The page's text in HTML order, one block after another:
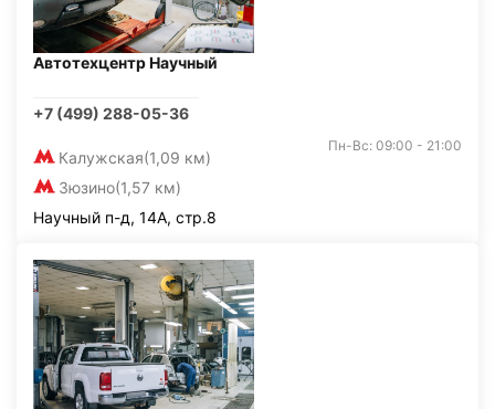
Автотехцентр Научный
+7 (499) 288-05-36
Калужская(1,09 км)
Зюзино(1,57 км)
Пн-Вс: 09:00 - 21:00
Научный п-д, 14А, стр.8